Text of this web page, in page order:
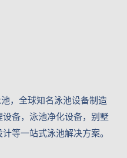
，全球知名泳池设备制造
备，泳池净化设备，别墅
等一站式泳池解决方案。